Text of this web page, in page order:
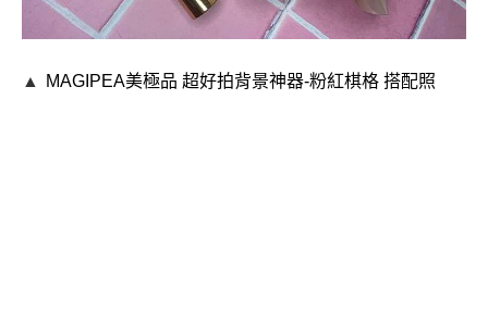
▲ MAGIPEA美極品 超好拍背景神器-粉紅棋格 搭配照